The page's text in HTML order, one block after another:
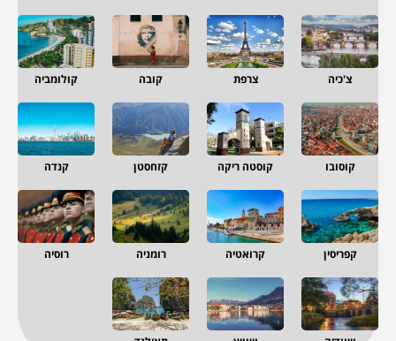
צ'כיה צרפת קובה קולומביה
קוסובו קוסטה ריקה קזחסטן קנדה
קפריסין קרואטיה רומניה רוסיה